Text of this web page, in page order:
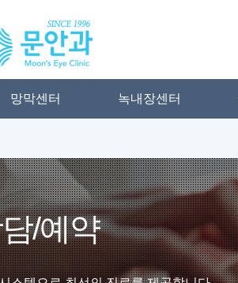
망막센터 녹내장센터
/예약